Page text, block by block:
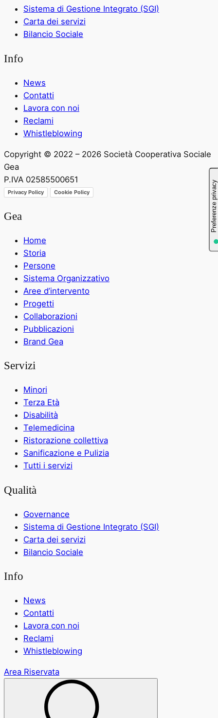
Sistema di Gestione Integrato (SGI)
Carta dei servizi
Bilancio Sociale
Info
News
Contatti
Lavora con noi
Reclami
Whistleblowing
Copyright © 2022 – 2026 Società Cooperativa Sociale
Gea
P.IVA 02585500651
Privacy Policy Cookie Policy
Gea
Home
Storia
Persone
Sistema Organizzativo
Aree d’intervento
Progetti
Collaborazioni
Pubblicazioni
Brand Gea
Servizi
Minori
Terza Età
Disabilità
Telemedicina
Ristorazione collettiva
Sanificazione e Pulizia
Tutti i servizi
Qualità
Governance
Sistema di Gestione Integrato (SGI)
Carta dei servizi
Bilancio Sociale
Info
News
Contatti
Lavora con noi
Reclami
Whistleblowing
Area Riservata